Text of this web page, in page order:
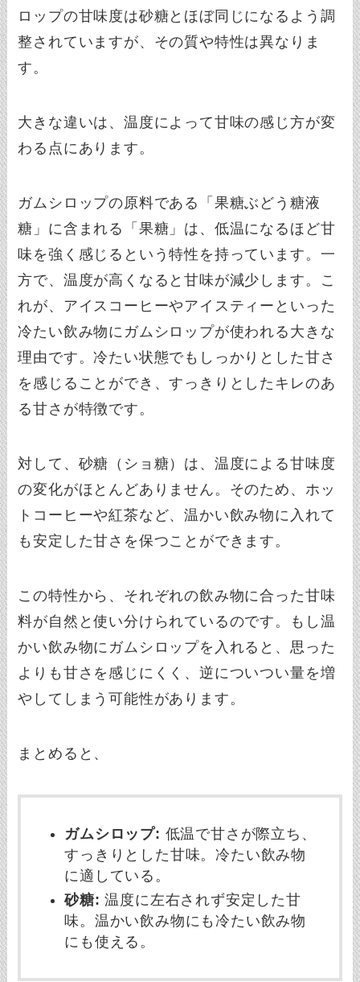
ロップの甘味度は砂糖とほぼ同じになるよう調
整されていますが、その質や特性は異なりま
す。
大きな違いは、温度によって甘味の感じ方が変
わる点にあります。
ガムシロップの原料である「果糖ぶどう糖液
糖」に含まれる「果糖」は、低温になるほど甘
味を強く感じるという特性を持っています。一
方で、温度が高くなると甘味が減少します。こ
れが、アイスコーヒーやアイスティーといった
冷たい飲み物にガムシロップが使われる大きな
理由です。冷たい状態でもしっかりとした甘さ
を感じることができ、すっきりとしたキレのあ
る甘さが特徴です。
対して、砂糖（ショ糖）は、温度による甘味度
の変化がほとんどありません。そのため、ホッ
トコーヒーや紅茶など、温かい飲み物に入れて
も安定した甘さを保つことができます。
この特性から、それぞれの飲み物に合った甘味
料が自然と使い分けられているのです。もし温
かい飲み物にガムシロップを入れると、思った
よりも甘さを感じにくく、逆についつい量を増
やしてしまう可能性があります。
まとめると、
ガムシロップ: 低温で甘さが際立ち、
すっきりとした甘味。冷たい飲み物
に適している。
砂糖: 温度に左右されず安定した甘
味。温かい飲み物にも冷たい飲み物
にも使える。